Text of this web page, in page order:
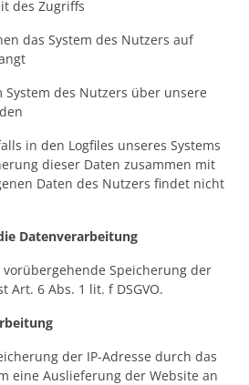
des Zugriffs
das System des Nutzers auf
des Nutzers über unsere
in den Logfiles unseres Systems
dieser Daten zusammen mit
Daten des Nutzers findet nicht
Datenverarbeitung
Speicherung der
Art. 6 Abs. 1 lit. f DSGVO.
der IP-Adresse durch das
eine Auslieferung der Website an